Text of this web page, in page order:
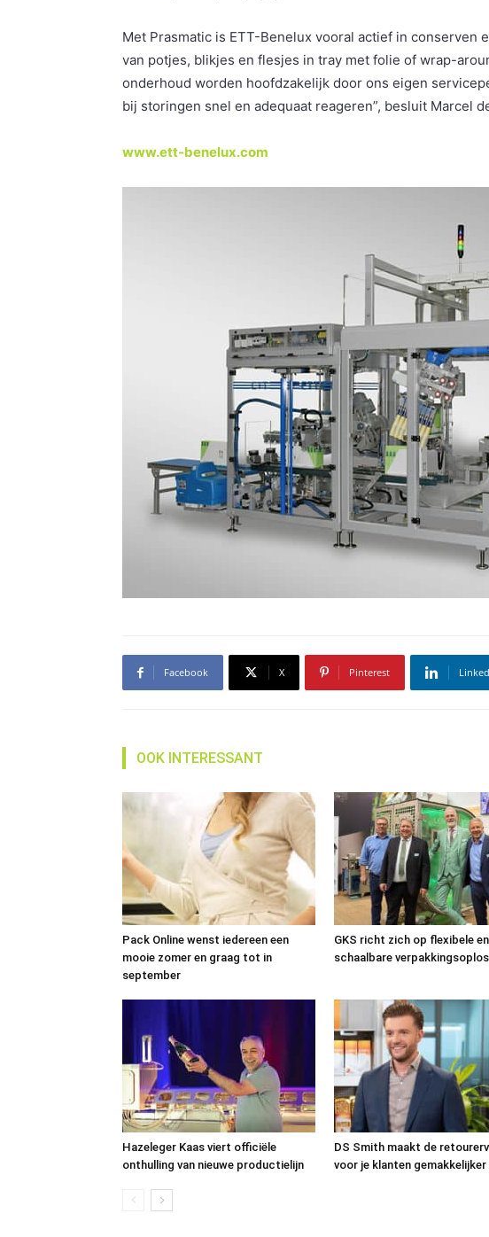
Met Prasmatic is ETT-Benelux vooral actief in conserven
van potjes, blikjes en flesjes in tray met folie of wrap-
onderhoud worden hoofdzakelijk door ons eigen
bij storingen snel en adequaat reageren”, besluit Marcel
www.ett-benelux.com
Facebook X Pinterest
OOK INTERESSANT
Pack Online wenst iedereen een
mooie zomer en graag tot in
september
GKS richt zich op flexibele en
schaalbare
Hazeleger Kaas viert officiële
onthulling van nieuwe productielijn
DS Smith maakt de
voor je klanten gemakkelijker